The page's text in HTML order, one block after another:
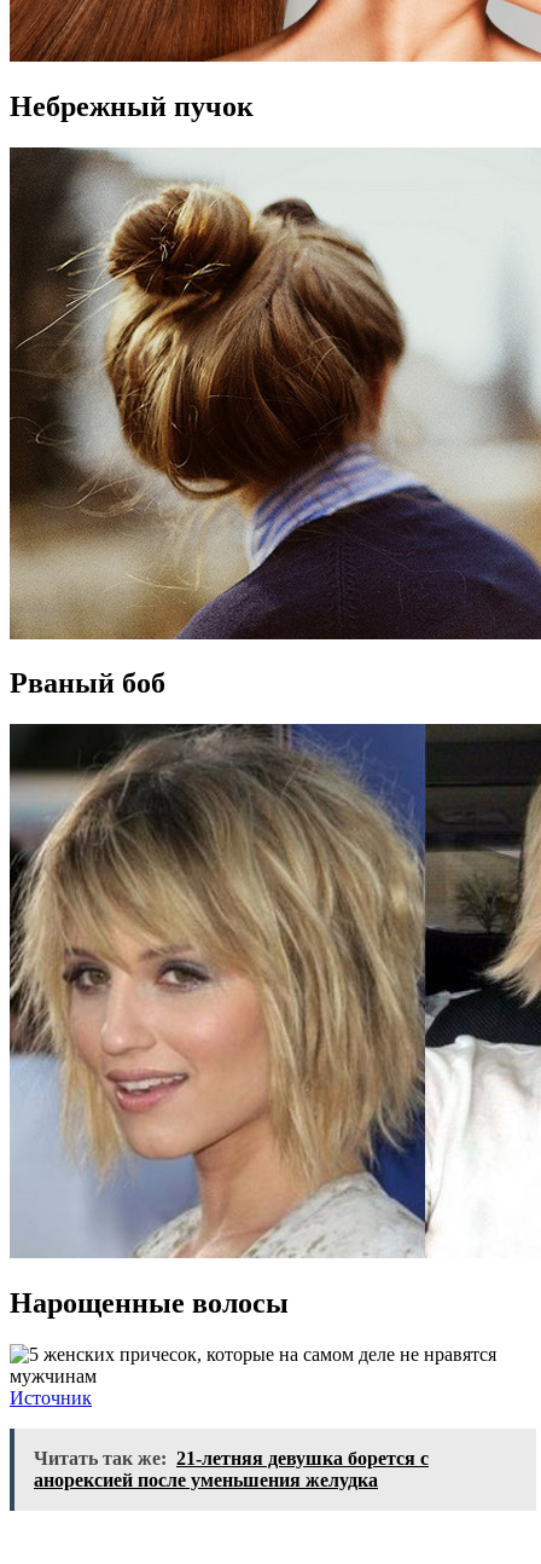
Небрежный пучок
Рваный боб
Нарощенные волосы
Источник
Читать так же: 21-летняя девушка борется с
анорексией после уменьшения желудка